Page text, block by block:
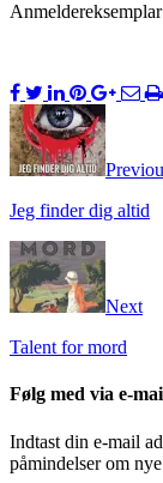
Jeg finder dig altid
Next
Talent for mord
Følg med via e-
Indtast din e-mail
påmindelser om